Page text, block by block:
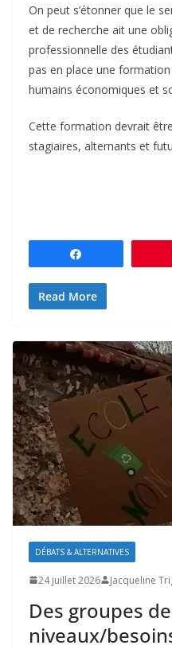
On peut s’étonner que le
et de recherche ait une
professionnelle des
pas en place une
humains économiques et
Cette formation devrait
stagiaires, alternants et
Read More
DÉBATS & ALTERNATIVES
24 juillet 2026 Jacqueline
Des groupes de
niveaux/